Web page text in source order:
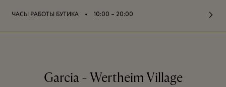
ЧАСЫ РАБОТЫ БУТИКА ⬩ 10:00 – 20:00
Garcia - Wertheim Village